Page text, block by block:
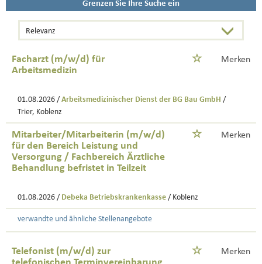
Grenzen Sie Ihre Suche ein
Facharzt (m/w/d) für
Arbeitsmedizin
Merken
01.08.2026 / Arbeitsmedizinischer Dienst der BG Bau GmbH /
Trier, Koblenz
Mitarbeiter/Mitarbeiterin (m/w/d)
für den Bereich Leistung und
Versorgung / Fachbereich Ärztliche
Behandlung befristet in Teilzeit
Merken
01.08.2026 / Debeka Betriebskrankenkasse / Koblenz
verwandte und ähnliche Stellenangebote
Telefonist (m/w/d) zur
Merken